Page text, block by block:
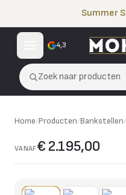
Summer
4,3
Zoek naar producten
Home/Producten/Bankstellen/
VANAF€ 2.195,00